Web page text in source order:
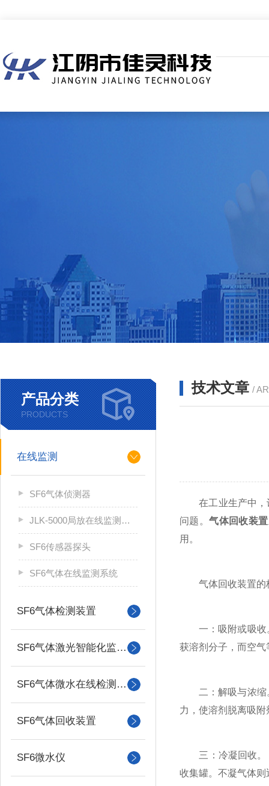
产品分类
PRODUCTS
在线监测
SF6气体侦测器
JLK-5000局放在线监测系统
SF6传感器探头
SF6气体在线监测系统
SF6气体检测装置
SF6气体激光智能化监控系统
SF6气体微水在线检测装置
SF6气体回收装置
SF6微水仪
技术文章 /
在工业生产中，许
问题。气体回收装置
用。
气体回收装置的核
一：吸附或吸收。
获溶剂分子，而空
二：解吸与浓缩。
力，使溶剂脱离吸
三：冷凝回收。
收集罐。不凝气体